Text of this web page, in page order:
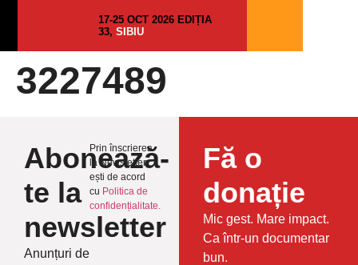
17-25 OCT 2026 EDIȚIA
33, SIBIU
3227489
Abonează-
te la
newsletter
Anunțuri de
Prin înscrierea
la Newsletter
ești de acord
cu Politica de
confidențialitate.
Fă o
donație
Mic gest. Mare impact.
Ca într-un documentar
bun.